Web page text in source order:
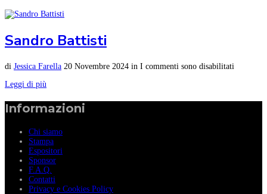
Sandro Battisti
di Jessica Farella 20 Novembre 2024 in I commenti sono disabilitati
Leggi di più
Informazioni
Chi siamo
Stampa
Espositori
Sponsor
F.A.Q.
Contatti
Privacy e Cookies Policy